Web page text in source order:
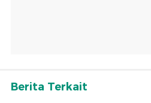
Berita Terkait